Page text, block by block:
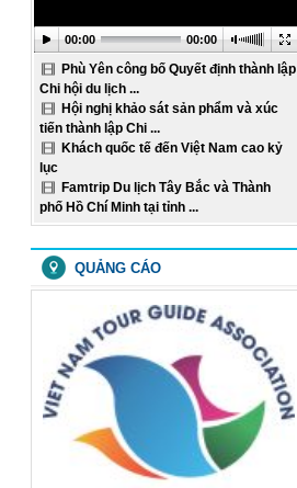
đến ...
10:02:17 | 18-02-2020
LỊCH HOẠT ĐỘNG TUẦN
06 (Từ ngày 03/02/2020
đến ...
LỊCH HOẠT ĐỘNG TUẦN
05 (Từ ngày 27/01/2020
07:59:14 | 21-01-2020
LỊCH HOẠT ĐỘNG TUẦN
đến ...
07:58:22 | 21-01-2020
LỊCH HOẠT ĐỘNG TUẦN
03 (Từ ngày 13/01/2020
đến ...
01:40:27 | 16-01-2020
LỊCH HOẠT ĐỘNG TUẦN
02 (Từ ngày 06/01/2020
09:09:14 | 07-01-2020
00:00 00:00
Phù Yên công bố Quyết định thành lập
Chi hội du lịch ...
Hội nghị khảo sát sản phẩm và xúc
tiến thành lập Chi ...
Khách quốc tế đến Việt Nam cao kỷ
lục
Famtrip Du lịch Tây Bắc và Thành
phố Hồ Chí Minh tại tỉnh ...
QUẢNG CÁO